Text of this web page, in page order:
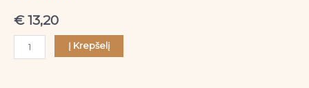
€13,20
Į Krepšelį